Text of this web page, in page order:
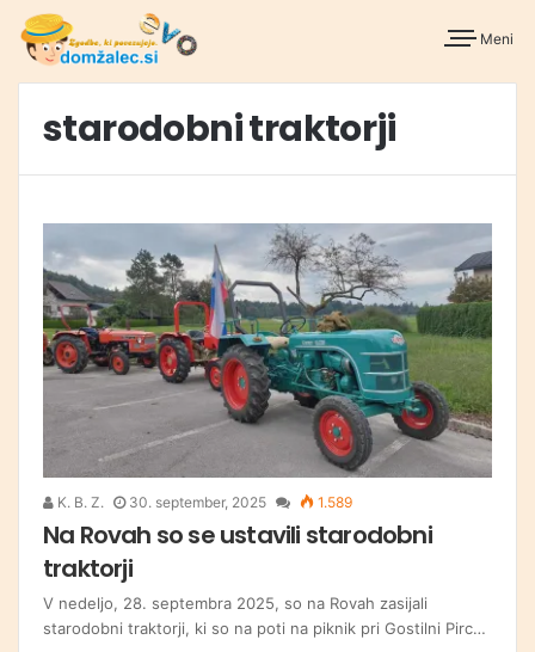
Meni
starodobni traktorji
K. B. Z. 30. september, 2025 1.589
Na Rovah so se ustavili starodobni
traktorji
V nedeljo, 28. septembra 2025, so na Rovah zasijali
starodobni traktorji, ki so na poti na piknik pri Gostilni Pirc…